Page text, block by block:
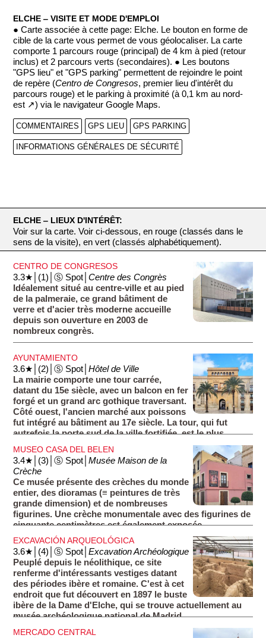
ELCHE ‒ VISITE ET MODE D'EMPLOI
● Carte associée à cette page: Elche. Le bouton en forme de
cible de la carte vous permet de vous géolocaliser. La carte
comporte 1 parcours rouge (principal) de 4 km à pied (retour
inclus) et 2 parcours verts (secondaires). ● Les boutons
"GPS lieu" et "GPS parking" permettent de rejoindre le point
de repère (Centro de Congresos, premier lieu d'intérêt du
parcours rouge) et le parking à proximité (à 0,1 km au nord-
est ↗) via le navigateur Google Maps.
COMMENTAIRES GPS LIEU GPS PARKING
INFORMATIONS GÉNÉRALES DE SÉCURITÉ
ELCHE ‒ LIEUX D'INTÉRÊT:
Voir sur la carte. Voir ci-dessous, en rouge (classés dans le
sens de la visite), en vert (classés alphabétiquement).
CENTRO DE CONGRESOS
3.3★│(1)│Ⓢ Spot│Centre des Congrès
Idéalement situé au centre-ville et au pied
de la palmeraie, ce grand bâtiment de
verre et d'acier très moderne accueille
depuis son ouverture en 2003 de
nombreux congrès.
AYUNTAMIENTO
3.6★│(2)│Ⓢ Spot│Hôtel de Ville
La mairie comporte une tour carrée,
datant du 15e siècle, avec un balcon en fer
forgé et un grand arc gothique traversant.
Côté ouest, l'ancien marché aux poissons
fut intégré au bâtiment au 17e siècle. La tour, qui fut
autrefois la porte sud de la ville fortifiée, est le plus
MUSEO CASA DEL BELEN
3.4★│(3)│Ⓢ Spot│Musée Maison de la
Crèche
Ce musée présente des crèches du monde
entier, des dioramas (≡ peintures de très
grande dimension) et de nombreuses
figurines. Une crèche monumentale avec des figurines de
cinquante centimètres est également exposée.
EXCAVACIÓN ARQUEOLÓGICA
3.6★│(4)│Ⓢ Spot│Excavation Archéologique
Peuplé depuis le néolithique, ce site
renferme d'intéressants vestiges datant
des périodes ibère et romaine. C'est à cet
endroit que fut découvert en 1897 le buste
ibère de la Dame d'Elche, qui se trouve actuellement au
musée archéologique national de Madrid.
MERCADO CENTRAL